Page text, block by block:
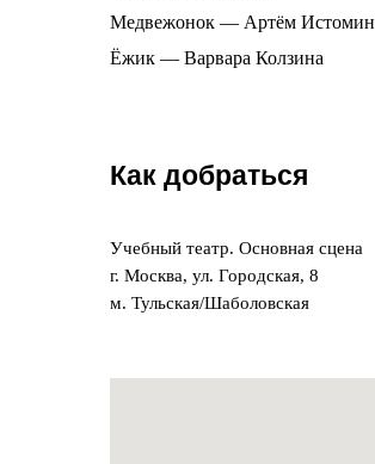
Медвежонок — Артём Истомин
Ёжик — Варвара Колзина
Как добраться
Учебный театр. Основная сцена
г. Москва, ул. Городская, 8
м. Тульская/Шаболовская